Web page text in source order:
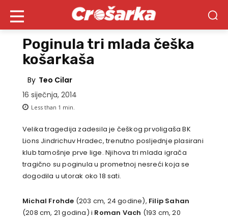
Poginula tri mlada češka
košarkaša
By Teo Cilar
16 siječnja, 2014
Less than 1 min.
Velika tragedija zadesila je češkog prvoligaša BK
Lions Jindrichuv Hradec, trenutno posljednje plasirani
klub tamošnje prve lige. Njihova tri mlada igrača
tragično su poginula u prometnoj nesreći koja se
dogodila u utorak oko 18 sati.
Michal Frohde (203 cm, 24 godine), Filip Sahan
(208 cm, 21 godina) i Roman Vach (193 cm, 20